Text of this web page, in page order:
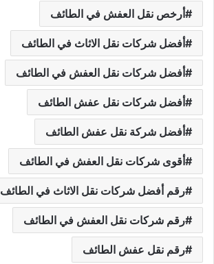
أرخص نقل العفش في الطائف
أفضل شركات نقل الاثاث في الطائف
أفضل شركات نقل العفش في الطائف
أفضل شركات نقل عفش الطائف
أفضل شركة نقل عفش الطائف
أقوى شركات نقل العفش في الطائف
رقم أفضل شركات نقل الاثاث في الطائف
رقم شركات نقل العفش في الطائف
رقم نقل عفش الطائف